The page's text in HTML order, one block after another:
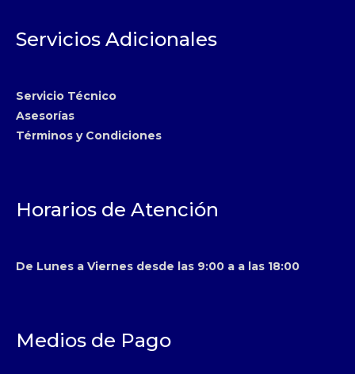
Servicios Adicionales
Servicio Técnico
Asesorías
Términos y Condiciones
Horarios de Atención
De Lunes a Viernes desde las 9:00 a a las 18:00
Medios de Pago